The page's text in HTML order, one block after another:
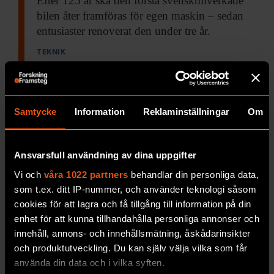
Samtycke Information Reklaminställningar Om
Ansvarsfull användning av dina uppgifter
Vi och våra 1022 partners behandlar din personliga data,
som t.ex. ditt IP-nummer, och använder teknologi såsom
cookies för att lagra och få tillgång till information på din
enhet för att kunna tillhandahålla personliga annonser och
innehåll, annons- och innehållsmätning, åskådarinsikter
och produktutveckling. Du kan själv välja vilka som får
använda din data och i vilka syften.
bilen åter framföras för egen maskin – sedan
entusiaster renoverat den under tre år.
TEKNIK
Utan solen stannar bilen
Den nederländska solbilenNuon 9 lyckades ta
sig tvärs över Australien, en färd på 300 mil
från Darwin i norr till Adelaide i söder, på…